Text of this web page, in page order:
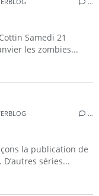
Samedi 21
les zombies...
…
la publication de
D’autres séries...